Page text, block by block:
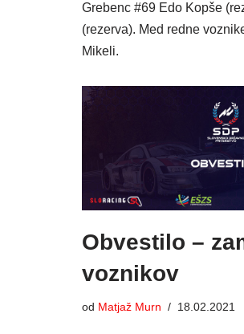
Grebenc #69 Edo Kopše
(rezerva). Med redne
Mikeli.
Obvestilo –
voznikov
od Matjaž Murn 18.02.2021